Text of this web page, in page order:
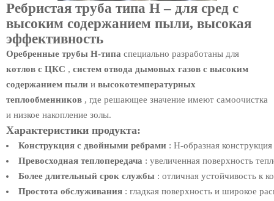
Ребристая труба типа H – для сред с
высоким содержанием пыли, высокая
эффективность
Оребренные трубы Н-типа специально разработаны для
котлов с ЦКС , систем отвода дымовых газов с высоким
содержанием пыли и высокотемпературных
теплообменников , где решающее значение имеют самоочистка
и низкое накопление золы.
Характеристики продукта:
Конструкция с двойными ребрами : Н-образная
Превосходная теплопередача : увеличенная поверхность
Более длительный срок службы : отличная устойчивость к
Простота обслуживания : гладкая поверхность и широкое